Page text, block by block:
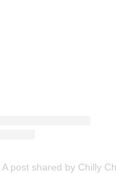
A post shared by Chilly